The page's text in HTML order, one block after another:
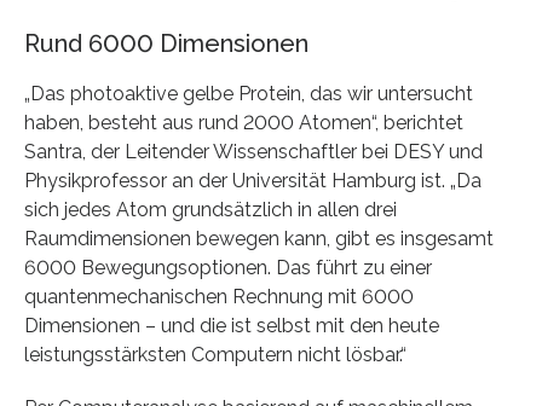
Rund 6000 Dimensionen
„Das photoaktive gelbe Protein, das wir untersucht
haben, besteht aus rund 2000 Atomen“, berichtet
Santra, der Leitender Wissenschaftler bei DESY und
Physikprofessor an der Universität Hamburg ist. „Da
sich jedes Atom grundsätzlich in allen drei
Raumdimensionen bewegen kann, gibt es insgesamt
6000 Bewegungsoptionen. Das führt zu einer
quantenmechanischen Rechnung mit 6000
Dimensionen – und die ist selbst mit den heute
leistungsstärksten Computern nicht lösbar.“